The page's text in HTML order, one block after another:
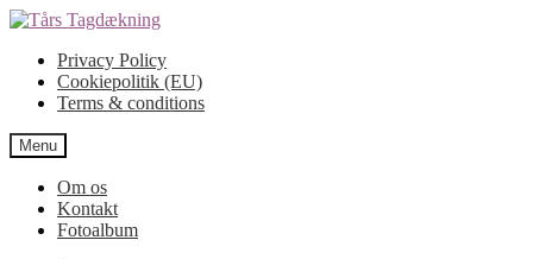
Spring
navigation
Spring
indholdPrivacy Policy
Cookiepolitik (EU)
Terms & conditions
Menu
Om os
Kontakt
Fotoalbum